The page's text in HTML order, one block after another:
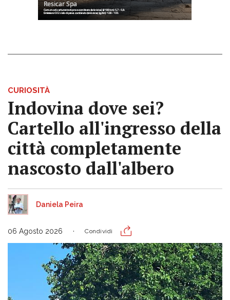
CURIOSITÀ
Indovina dove sei?
Cartello all'ingresso della
città completamente
nascosto dall'albero
Daniela Peira
06 Agosto 2026 Condividi